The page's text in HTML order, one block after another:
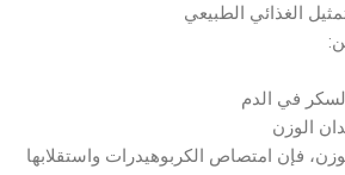
الغذائي الطبيعي
في الدم
الوزن
فإن امتصاص الكربوهيدرات واستقلابها